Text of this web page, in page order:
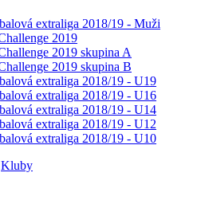
extraliga 2018/19 - Muži
2019
2019 skupina A
2019 skupina B
extraliga 2018/19 - U19
extraliga 2018/19 - U16
extraliga 2018/19 - U14
extraliga 2018/19 - U12
extraliga 2018/19 - U10
Kluby